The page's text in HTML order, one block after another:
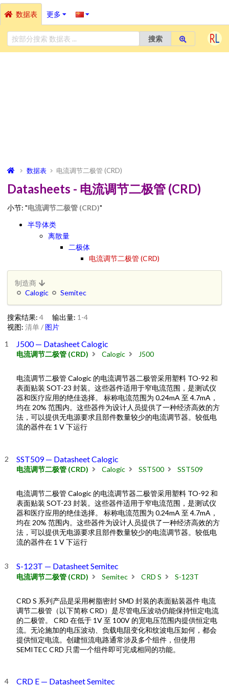
数据表 更多
搜索
数据表 电流调节二极管 (CRD)
Datasheets - 电流调节二极管 (CRD)
小节: "电流调节二极管 (CRD)"
半导体类
离散量
二极体
电流调节二极管 (CRD)
制造商
Calogic
Semitec
搜索结果: 4 输出量: 1-4
视图: 清单/ 图片
J500 — Datasheet Calogic
电流调节二极管 (CRD) Calogic J500
电流调节二极管 Calogic 的电流调节器二极管采用塑料 TO-92 和
表面贴装 SOT-23 封装。这些器件适用于窄电流范围，是测试仪
器和医疗应用的绝佳选择。 标称电流范围为 0.24mA 至 4.7mA，
均在 20% 范围内。这些器件为设计人员提供了一种经济高效的方
法，可以提供无电源要求且部件数量较少的电流调节器。较低电
流的器件在 1 V 下运行
SST509 — Datasheet Calogic
电流调节二极管 (CRD) Calogic SST500 SST509
电流调节二极管 Calogic 的电流调节器二极管采用塑料 TO-92 和
表面贴装 SOT-23 封装。这些器件适用于窄电流范围，是测试仪
器和医疗应用的绝佳选择。 标称电流范围为 0.24mA 至 4.7mA，
均在 20% 范围内。这些器件为设计人员提供了一种经济高效的方
法，可以提供无电源要求且部件数量较少的电流调节器。较低电
流的器件在 1 V 下运行
S-123T — Datasheet Semitec
电流调节二极管 (CRD) Semitec CRD S S-123T
CRD S 系列产品是采用树脂密封 SMD 封装的表面贴装器件 电流
调节二极管（以下简称 CRD）是尽管电压波动仍能保持恒定电流
的二极管。 CRD 在低于 1V 至 100V 的宽电压范围内提供恒定电
流。无论施加的电压波动、负载电阻变化和纹波电压如何，都会
提供恒定电流。创建恒流电路通常涉及多个组件，但使用
SEMITEC CRD 只需一个组件即可完成相同的功能。
CRD E — Datasheet Semitec